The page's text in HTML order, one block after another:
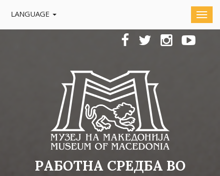
LANGUAGE
РАБОТНА СРЕДБА ВО